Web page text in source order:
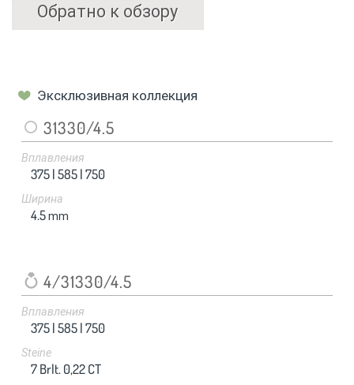
Обратно к обзору
Эксклюзивная коллекция
31330/4.5
Вплавления
375 |585 |750
Ширина
4.5mm
4/31330/4.5
Вплавления
375 |585 |750
Steine
7 Brlt. 0,22 CT